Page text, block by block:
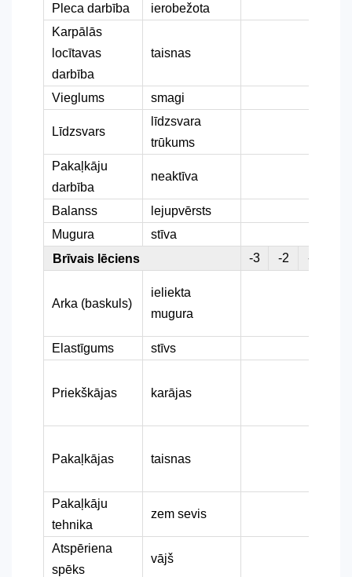
Pleca darbība
ierobežota
Karpālās
locītavas
darbība
taisnas
Vieglums smagi
Līdzsvars
līdzsvara
trūkums
Pakaļkāju
darbība
neaktīva
Balanss
lejupvērsts
Mugura
stīva
Brīvais lēciens
-3 -2 -1
Arka (baskuls)
ieliekta
mugura
Elastīgums stīvs
Priekškājas karājas
Pakaļkājas taisnas
Pakaļkāju
tehnika
zem sevis
Atspēriena
spēks
vājš